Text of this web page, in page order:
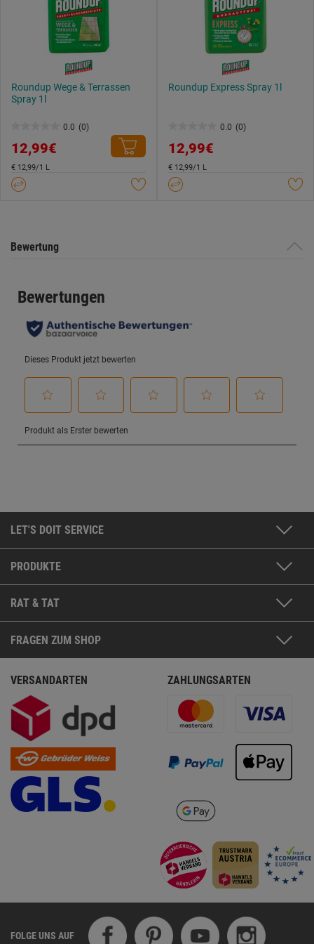
Roundup Wege & Terrassen
Spray 1l
0.0 (0)
von
5
Sternen.
12,99€
€ 12,99/1 L
Roundup Express Spray 1l
0.0 (0)
von
5
Sternen.
12,99€
€ 12,99/1 L
Bewertung
LET'S DOIT SERVICE
PRODUKTE
RAT & TAT
FRAGEN ZUM SHOP
VERSANDARTEN ZAHLUNGSARTEN
FOLGE UNS AUF